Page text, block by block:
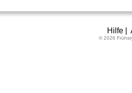
Hilfe|
© 2026